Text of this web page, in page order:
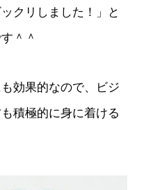
クリしました！」と
＾＾
効果的なので、ビジ
積極的に身に着ける